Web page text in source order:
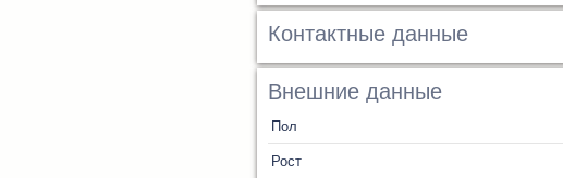
Контактные данные
Внешние данные
Пол
Рост